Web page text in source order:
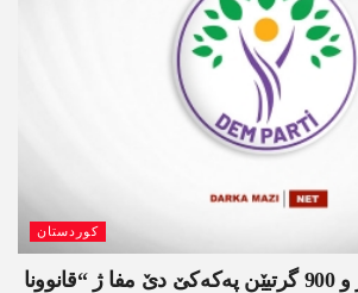
کوردستان
دەم پارتی: 3 ھەزار و 900 گرتیێن پەکەکێ دێ مفا ژ “قانوونا